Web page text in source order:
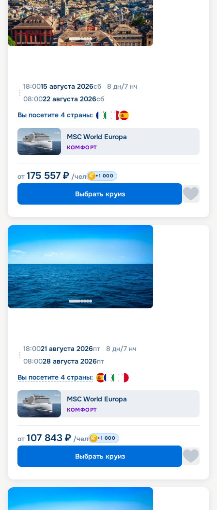
18:0015 августа 2026сб 8 дн/7 нч
08:0022 августа 2026сб
Вы посетите 4 страны:
MSC World Europa
КОМФОРТ
от 175 557 ₽ /чел +1 000
Выбрать круиз
18:0021 августа 2026пт 8 дн/7 нч
08:0028 августа 2026пт
Вы посетите 4 страны:
MSC World Europa
КОМФОРТ
от 107 843 ₽ /чел +1 000
Выбрать круиз